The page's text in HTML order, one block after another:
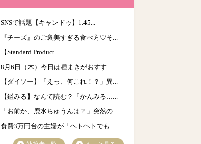
SNSで話題【キャンドゥ】1.45...
『チーズ』のご褒美すぎる食べ方♡そ...
【Standard Product...
8月6日（木）今日は種まきがおすす...
【ダイソー】「えっ、何これ！？」異...
【鑑みる】なんて読む？「かんみる…...
「お前か、鹿水ちゅうんは？」突然の...
食費3万円台の主婦が「ヘトヘトでも...